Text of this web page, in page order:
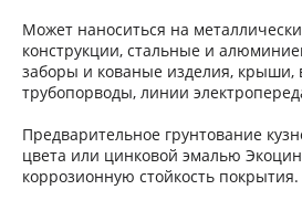
Может наноситься на
конструкции, стальные и
заборы и кованые изделия, крыши,
трубопорводы, линии
Предварительное грунтование
цвета или цинковой эмалью
коррозионную стойкость покрытия.